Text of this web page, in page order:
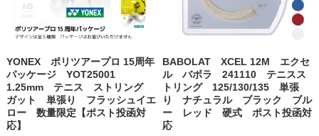
YONEX ポリツアープロ 15周年
パッケージ YOT25001
1.25mm テニス ストリング
ガット 単張り フラッシュイエ
ロー 数量限定【ポスト投函対
応】
BABOLAT XCEL 12M エクセ
ル バボラ 241110 テニスス
トリング 125/130/135 単張
り ナチュラル ブラック ブル
ー レッド 硬式 ポスト投函対
応